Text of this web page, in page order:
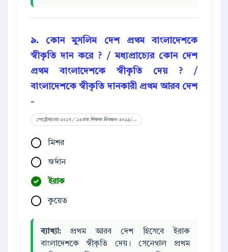
৯. কোন মুসলিম দেশ প্রথম বাংলাদেশকে
স্বীকৃতি দান করে ? / মধ্যপ্রাচ্যের কোন দেশ
প্রথম বাংলাদেশকে স্বীকৃতি দেয় ? /
বাংলাদেশকে স্বীকৃতি দানকারী প্রথম আরব দেশ
-
পেট্রোবাংলা-২০১৭ / ১৬তম শিক্ষক নিবন্ধন-২০১৯/...
মিশর
জর্দান
ইরাক
কুয়েত
ব্যাখ্যা: প্রথম আরব দেশ হিসেবে ইরাক
বাংলাদেশকে স্বীকৃতি দেয়। সেনেগাল প্রথম